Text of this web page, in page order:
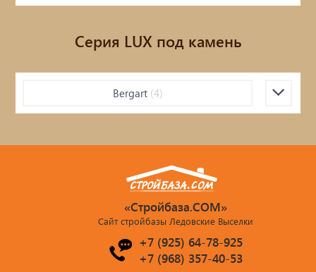
Бетонные кольца / Дренаж /
Пиломатериалы / фанера / OSB...
Цемент/Клеи/Сухие смеси
Серия LUX под камень
Bergart (4)
«Стройбаза.COM»
Сайт стройбазы Ледовские Выселки
+7 (925) 64-78-925
+7 (968) 357-40-53